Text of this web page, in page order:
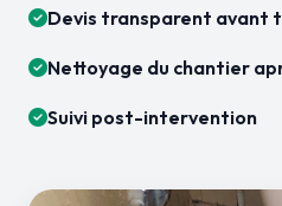
Devis transparent avant
Nettoyage du chantier
Suivi post-intervention